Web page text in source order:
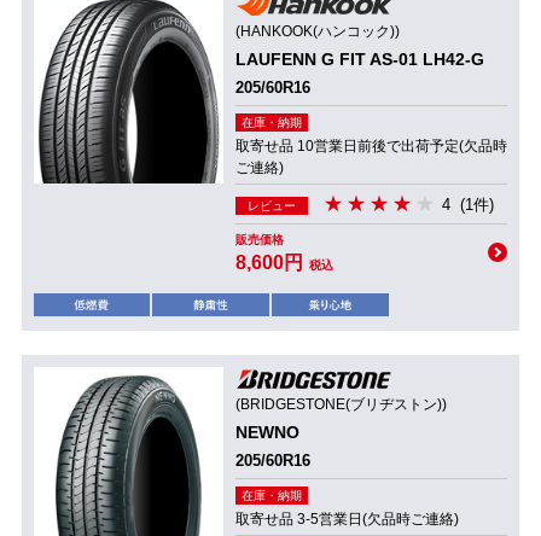
(HANKOOK(ハンコック))
LAUFENN G FIT AS-01 LH42-G
205/60R16
在庫・納期
取寄せ品 10営業日前後で出荷予定(欠品時
ご連絡)
レビュー 4 (1件)
販売価格
8,600円 税込
(BRIDGESTONE(ブリヂストン))
NEWNO
205/60R16
在庫・納期
取寄せ品 3-5営業日(欠品時ご連絡)